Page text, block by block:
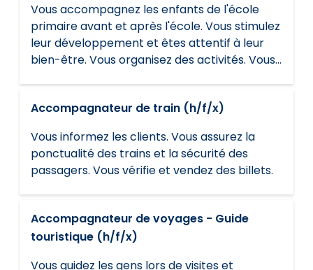
Vous accompagnez les enfants de l'école
primaire avant et après l'école. Vous stimulez
leur développement et êtes attentif à leur
bien-être. Vous organisez des activités. Vous
Accompagnateur de train (h/f/x)
Vous informez les clients. Vous assurez la
ponctualité des trains et la sécurité des
passagers. Vous vérifie et vendez des billets.
Accompagnateur de voyages - Guide
touristique (h/f/x)
Vous guidez les gens lors de visites et